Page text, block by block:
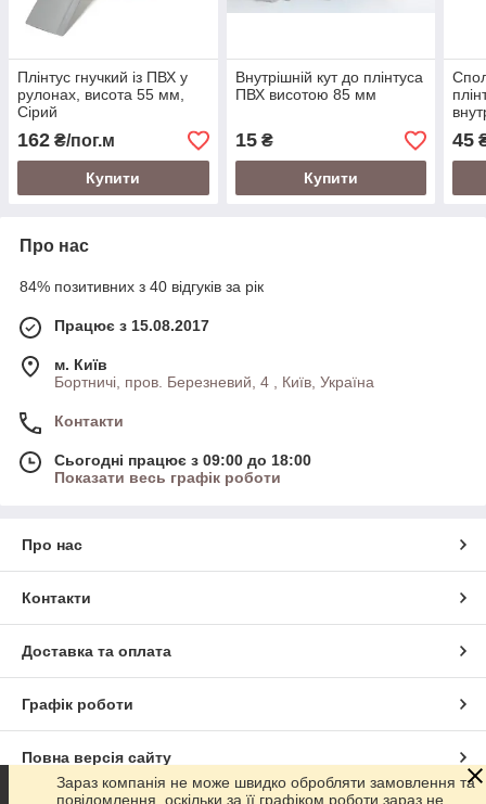
Плінтус гнучкий із ПВХ у
рулонах, висота 55 мм,
Сірий
162 ₴/пог.м
Купити
Внутрішній кут до плінтуса
ПВХ висотою 85 мм
15₴
Купити
45
Про нас
84% позитивних з 40 відгуків за рік
Працює з 15.08.2017
м. Київ
Бортничі, пров. Березневий, 4 , Київ, Україна
Контакти
Сьогодні працює з 09:00 до 18:00
Показати весь графік роботи
Про нас
Контакти
Доставка та оплата
Графік роботи
Повна версія сайту
Зараз компанія не може швидко обробляти замовлення та
повідомлення, оскільки за її графіком роботи зараз не